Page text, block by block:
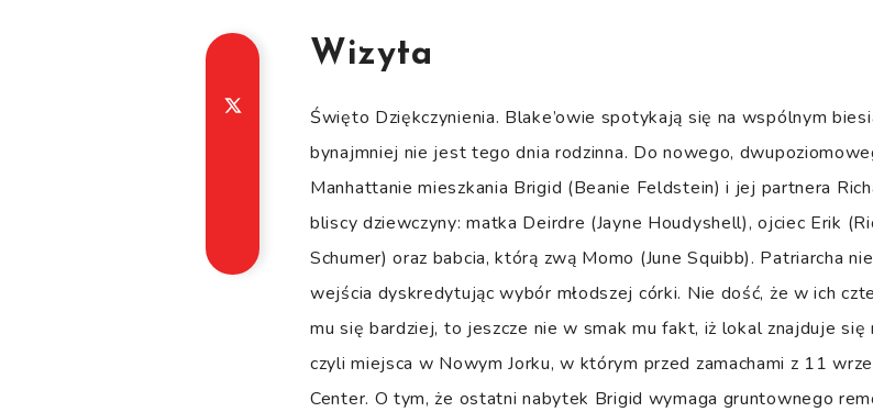
Wizyta
Święto Dziękczynienia. Blake’owie spotykają się na wspólnym
bynajmniej nie jest tego dnia rodzinna. Do nowego,
Manhattanie mieszkania Brigid (Beanie Feldstein) i jej partnera
bliscy dziewczyny: matka Deirdre (Jayne Houdyshell), ojciec Erik
Schumer) oraz babcia, którą zwą Momo (June Squibb). Patriarcha
wejścia dyskredytując wybór młodszej córki. Nie dość, że w ich
mu się bardziej, to jeszcze nie w smak mu fakt, iż lokal znajduje
czyli miejsca w Nowym Jorku, w którym przed zamachami z 11
Center. O tym, że ostatni nabytek Brigid wymaga gruntownego